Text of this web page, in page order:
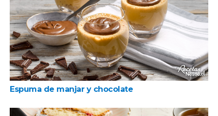
Espuma de manjar y chocolate